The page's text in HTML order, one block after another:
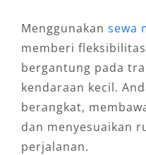
Menggunakan sewa
memberi
bergantung pada
kendaraan kecil.
berangkat,
dan menyesuaikan
perjalanan.